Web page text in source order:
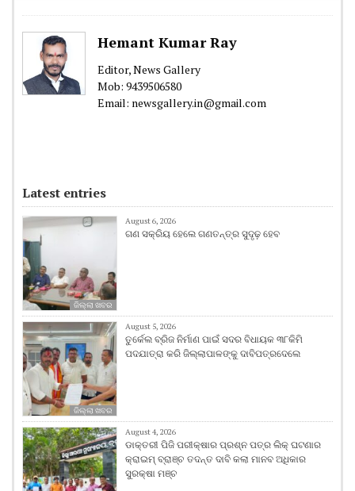
Hemant Kumar Ray
Editor, News Gallery
Mob: 9439506580
Email: newsgallery.in@gmail.com
Latest entries
ଜିଲ୍ଲା ଖବର
August 6, 2026
ଗଣ ସକ୍ରିୟ ହେଲେ ଗଣତନ୍ତ୍ର ସୁଦୃଢ଼ ହେବ
ଜିଲ୍ଲା ଖବର
August 5, 2026
ତୁର୍କେଲ ବ୍ରିଜ ନିର୍ମାଣ ପାଇଁ ସଦର ବିଧାୟକ ୩୮କିମି
ପଦଯାତ୍ରା କରି ଜିଲ୍ଲାପାଳଙ୍କୁ ଦାବିପତ୍ରଦେଲେ
August 4, 2026
ଡାକ୍ତରୀ ପିଜି ପରୀକ୍ଷାର ପ୍ରଶ୍ନ ପତ୍ର ଲିକ୍ ଘଟଣାର
କ୍ରାଇମ୍ ବ୍ରାଞ୍ଚ ତଦନ୍ତ ଦାବି କଲା ମାନବ ଅଧିକାର
ସୁରକ୍ଷା ମଞ୍ଚ